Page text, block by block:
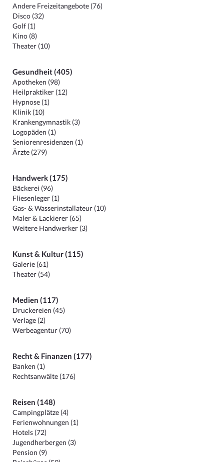
Andere Freizeitangebote (76)
Disco (32)
Golf (1)
Kino (8)
Theater (10)
Gesundheit (405)
Apotheken (98)
Heilpraktiker (12)
Hypnose (1)
Klinik (10)
Krankengymnastik (3)
Logopäden (1)
Seniorenresidenzen (1)
Ärzte (279)
Handwerk (175)
Bäckerei (96)
Fliesenleger (1)
Gas- & Wasserinstallateur (10)
Maler & Lackierer (65)
Weitere Handwerker (3)
Kunst & Kultur (115)
Galerie (61)
Theater (54)
Medien (117)
Druckereien (45)
Verlage (2)
Werbeagentur (70)
Recht & Finanzen (177)
Banken (1)
Rechtsanwälte (176)
Reisen (148)
Campingplätze (4)
Ferienwohnungen (1)
Hotels (72)
Jugendherbergen (3)
Pension (9)